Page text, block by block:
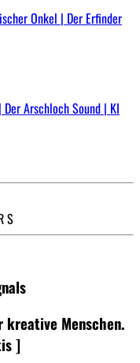
Onkel | Der Erfinder
Arschloch Sound | KI
S
kreative Menschen.
]